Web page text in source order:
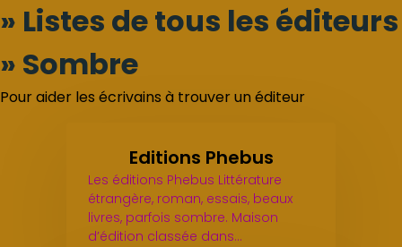
» Listes de tous les éditeurs
» Sombre
Pour aider les écrivains à trouver un éditeur
Editions Phebus
Les éditions Phebus Littérature
étrangère, roman, essais, beaux
livres, parfois sombre. Maison
d’édition classée dans…